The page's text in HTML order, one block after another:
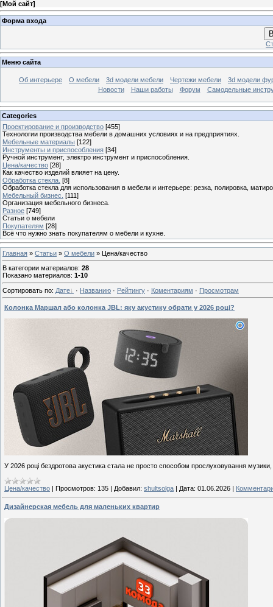
[Мой сайт]
Форма входа
Меню сайта
Об интерьере О мебели 3d модели мебели Чертежи мебели
3d модели
Новости
Наши работы Форум Самодельные
Categories
Проектирование и производство [455]
Технологии производства мебели в домашних условиях и на предприятиях.
Мебельные материалы [122]
Инструменты и приспособления [34]
Ручной инструмент, электро инструмент и приспособления.
Цена/качество [28]
Как качество изделий влияет на цену.
Обработка стекла. [8]
Обработка стекла для использования в мебели и интерьере: резка, полировка,
Мебельный бизнес. [111]
Организация мебельного бизнеса.
Разное [749]
Статьи о мебели
Покупателям [28]
Всё что нужно знать покупателям о мебели и кухне.
Главная » Статьи » О мебели » Цена/качество
В категории материалов: 28
Показано материалов: 1-10
Сортировать по: Дате · Названию · Рейтингу · Коментариям · Просмотрам
Колонка Маршал або колонка JBL: яку акустику обрати у 2026 році?
У 2026 році бездротова акустика стала не просто способом прослуховування
Цена/качество | Просмотров: 135 | Добавил: shultsolga | Дата: 01.06.2026 |
Дизайнерская мебель для маленьких квартир